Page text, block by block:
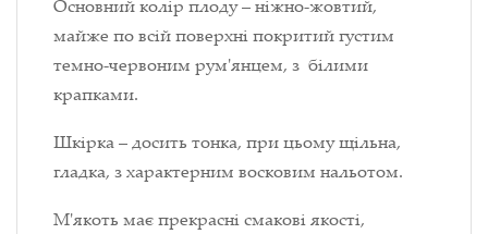
Основний колір плоду – ніжно-жовтий,
майже по всій поверхні покритий густим
темно-червоним рум'янцем, з білими
крапками.
Шкірка – досить тонка, при цьому щільна,
гладка, з характерним восковим нальотом.
М'якоть має прекрасні смакові якості,